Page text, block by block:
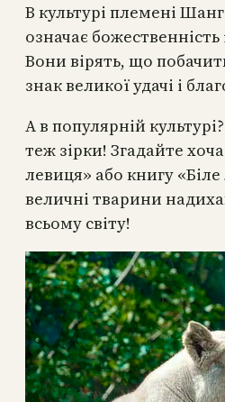
В культурі племені
означає божественність
Вони вірять, що
знак великої удачі і
А в популярній
теж зірки! Згадайте
левиця» або книгу
величні тварини
всьому світу!